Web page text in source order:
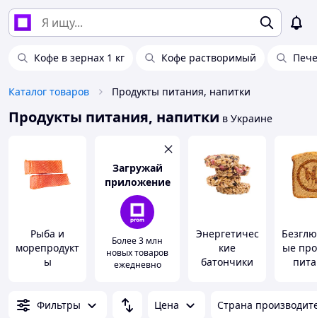
Кофе в зернах 1 кг Кофе растворимый
Каталог товаров Продукты питания, напитки
Продукты питания, напитки в Украине
Рыба и
морепродукт
ы
Загружай
приложение
Более 3 млн
новых товаров
ежедневно
Энергетичес
кие
батончики
ые
Фильтры Цена Страна